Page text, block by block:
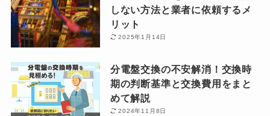
しない方法と業者に依頼するメ
リット
2025年1月14日
分電盤交換の不安解消！交換時
期の判断基準と交換費用をまと
めて解説
2024年11月8日